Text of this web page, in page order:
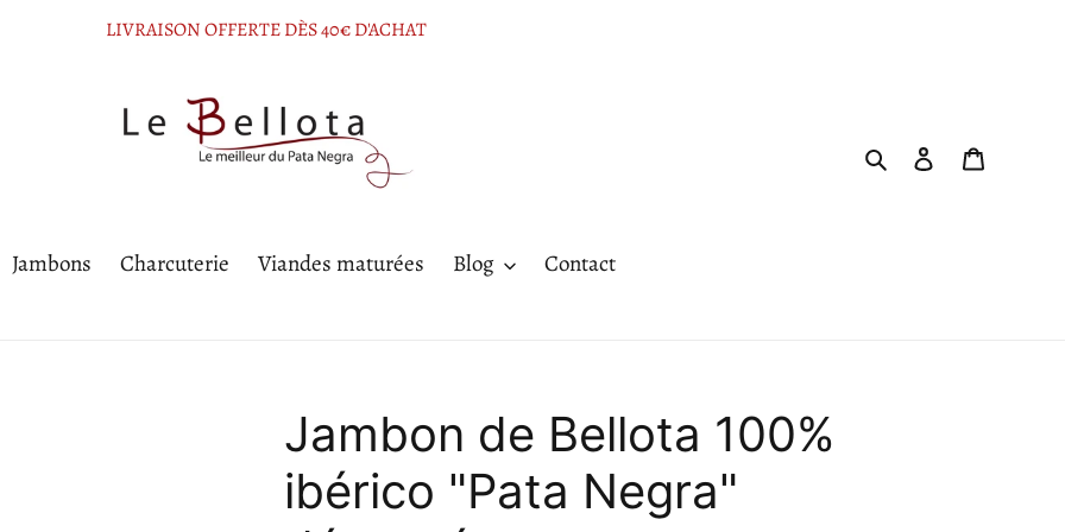
LIVRAISON OFFERTE DÈS 40€ D'ACHAT
RechercherSe connecter
Jambons Charcuterie Viandes maturées Blog Contact
Jambon de Bellota 100%
ibérico "Pata Negra"